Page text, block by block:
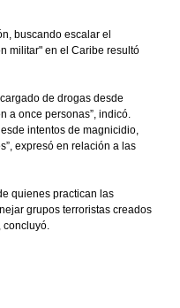
buscando escalar el
militar" en el Caribe resultó
de drogas desde
a once personas”, indicó.
intentos de magnicidio,
expresó en relación a las
quienes practican las
grupos terroristas creados
concluyó.